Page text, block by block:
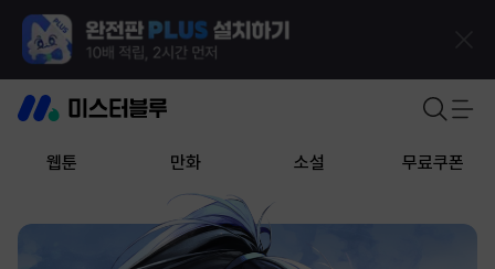
웹툰 만화 소설 무료쿠폰